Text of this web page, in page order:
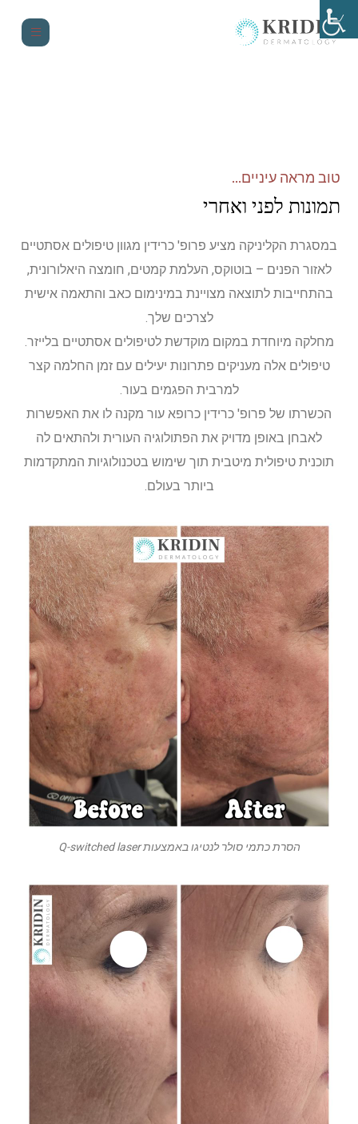
טוב מראה עיניים...
תמונות לפני ואחרי
במסגרת הקליניקה מציע פרופ' כרידין מגוון טיפולים אסתטיים
לאזור הפנים – בוטוקס, העלמת קמטים, חומצה היאלורונית,
בהתחייבות לתוצאה מצויינת במינימום כאב והתאמה אישית
לצרכים שלך.
מחלקה מיוחדת במקום מוקדשת לטיפולים אסתטיים בלייזר.
טיפולים אלה מעניקים פתרונות יעילים עם זמן החלמה קצר
למרבית הפגמים בעור.
הכשרתו של פרופ' כרידין כרופא עור מקנה לו את האפשרות
לאבחן באופן מדויק את הפתולוגיה העורית ולהתאים לה
תוכנית טיפולית מיטבית תוך שימוש בטכנולוגיות המתקדמות
ביותר בעולם.
הסרת כתמי סולר לנטיגו באמצעות Q-switched laser